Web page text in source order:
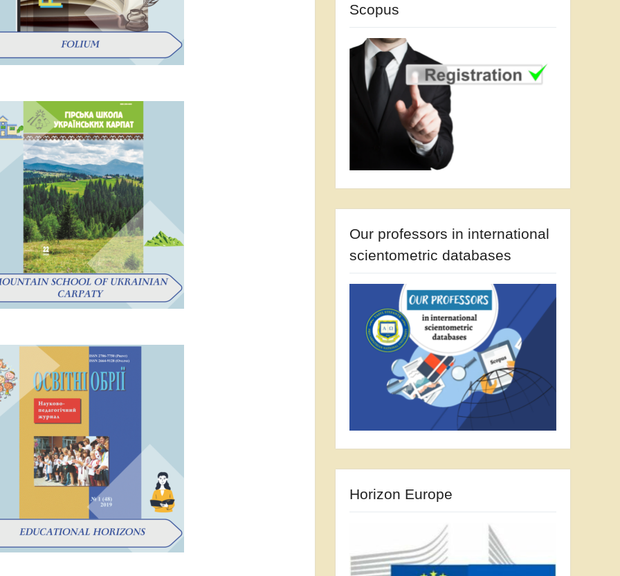
Scopus
Our professors in international
scientometric databases
Horizon Europe